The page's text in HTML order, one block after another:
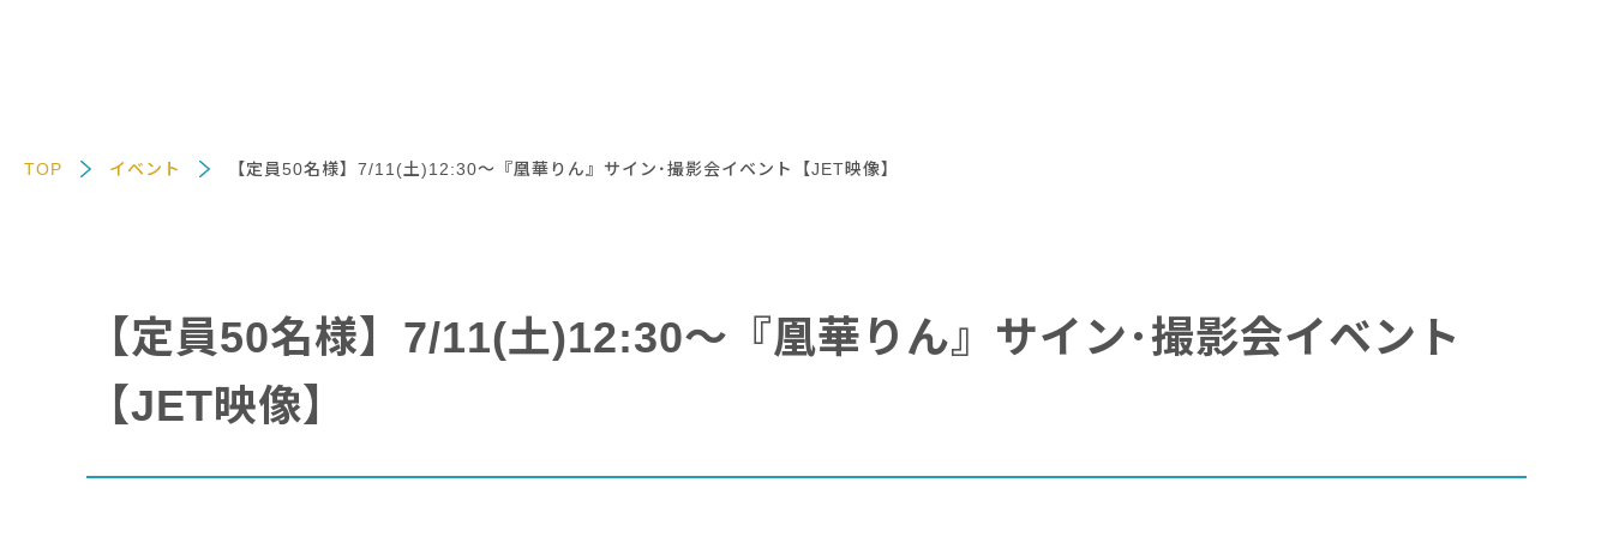
TOP イベント 【定員50名様】7/11(土)12:30～『凰華りん』サイン･撮影会イベント【JET映像】
【定員50名様】7/11(土)12:30～『凰華りん』サイン･撮影会イベント
【JET映像】